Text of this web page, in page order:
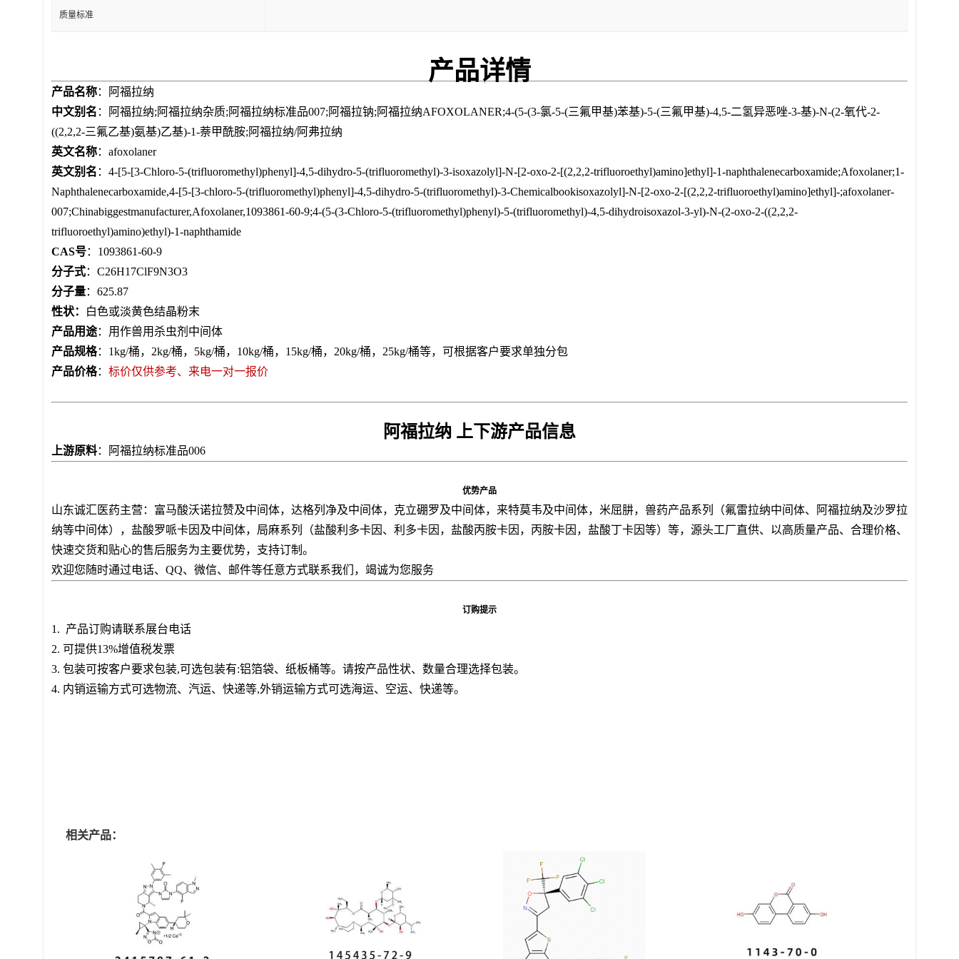
质量标准
产品详情
产品名称：阿福拉纳
中文别名 ：阿福拉纳;阿福拉纳杂质;阿福拉纳标准品007;阿福拉钠;阿福拉纳AFOXOLANER;4-(5-(3-氯-5-(三氟甲基)苯基)-5-(三氟甲基)-4,5-二氢异恶唑-3-基)-N-(2-氧代-2-
((2,2,2-三氟乙基)氨基)乙基)-1-萘甲酰胺;阿福拉纳/阿弗拉纳
英文名称：afoxolaner
英文别名 ：4-[5-[3-Chloro-5-(trifluoromethyl)phenyl]-4,5-dihydro-5-(trifluoromethyl)-3-isoxazolyl]-N-[2-oxo-2-[(2,2,2-trifluoroethyl)amino]ethyl]-1-naphthalenecarboxamide;Afoxolaner;1-
Naphthalenecarboxamide,4-[5-[3-chloro-5-(trifluoromethyl)phenyl]-4,5-dihydro-5-(trifluoromethyl)-3-Chemicalbookisoxazolyl]-N-[2-oxo-2-[(2,2,2-trifluoroethyl)amino]ethyl]-;afoxolaner-
007;Chinabiggestmanufacturer,Afoxolaner,1093861-60-9;4-(5-(3-Chloro-5-(trifluoromethyl)phenyl)-5-(trifluoromethyl)-4,5-dihydroisoxazol-3-yl)-N-(2-oxo-2-((2,2,2-
trifluoroethyl)amino)ethyl)-1-naphthamide
CAS号：1093861-60-9
分子式：C26H17ClF9N3O3
分子量：625.87
性状：
白色或淡黄色结晶粉末
产品用途：用作兽用杀虫剂中间体
产品规格：1kg/桶，2kg/桶，5kg/桶，10kg/桶，15kg/桶，20kg/桶，25kg/桶等，可根据客户要求单独分包
产品价格： 标价仅供参考、来电一对一报价
阿福拉纳 上下游产品信息
上游原料：阿福拉纳标准品006
优势产品
山东诚汇医药主营：富马酸沃诺拉赞及中间体，达格列净及中间体，克立硼罗及中间体，来特莫韦及中间体，米屈肼，兽药产品系列（氟雷拉纳中间体、阿福拉纳及沙罗拉
纳等中间体），盐酸罗哌卡因及中间体，局麻系列（盐酸利多卡因、利多卡因，盐酸丙胺卡因，丙胺卡因，盐酸丁卡因等）等，源头工厂直供、以高质量产品、合理价格、
快速交货和贴心的售后服务为主要优势，支持订制。
欢迎您随时通过电话、QQ、微信、邮件等任意方式联系我们，竭诚为您服务
订购提示
1. 产品订购请联系展台电话
2. 可提供13%增值税发票
3. 包装可按客户要求包装,可选包装有:铝箔袋、纸板桶等。请按产品性状、数量合理选择包装。
4. 内销运输方式可选物流、汽运、快递等,外销运输方式可选海运、空运、快递等。
相关产品：